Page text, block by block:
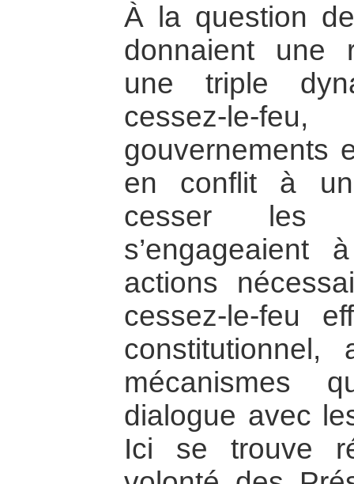
À la question
donnaient une
une triple
cessez-le-
gouvernements
en conflit à
cesser les
s’engageaient
actions
cessez-le-feu
mécanismes
dialogue avec
Ici se trouve